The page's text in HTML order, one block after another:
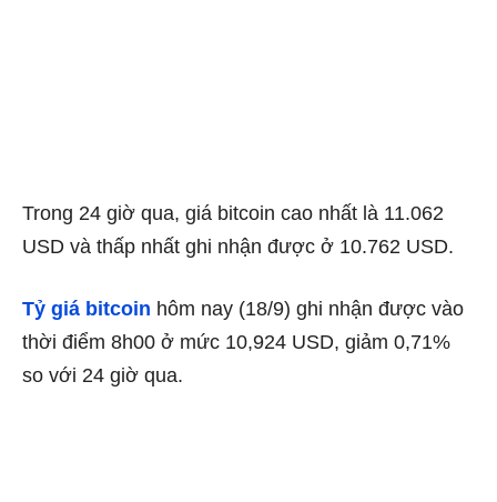
Trong 24 giờ qua, giá bitcoin cao nhất là 11.062
USD và thấp nhất ghi nhận được ở 10.762 USD.
Tỷ giá bitcoin hôm nay (18/9) ghi nhận được vào
thời điểm 8h00 ở mức 10,924 USD, giảm 0,71%
so với 24 giờ qua.